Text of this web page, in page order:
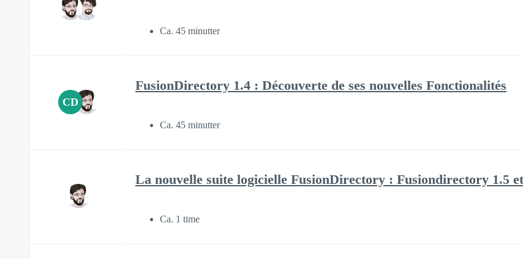
Ca. 45 minutter
CD
FusionDirectory 1.4 : Découverte de ses nouvelles Fonctionalités
Ca. 45 minutter
La nouvelle suite logicielle FusionDirectory : Fusiondirectory 1.5
Ca. 1 time